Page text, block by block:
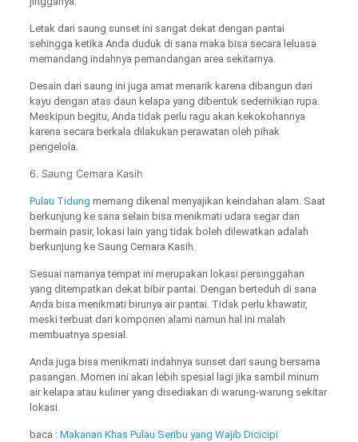
Letak dari saung sunset ini sangat dekat dengan pantai
sehingga ketika Anda duduk di sana maka bisa secara leluasa
memandang indahnya pemandangan area sekitarnya.
Desain dari saung ini juga amat menarik karena dibangun dari
kayu dengan atas daun kelapa yang dibentuk sedemikian rupa.
Meskipun begitu, Anda tidak perlu ragu akan kekokohannya
karena secara berkala dilakukan perawatan oleh pihak
pengelola.
6. Saung Cemara Kasih
Pulau Tidung memang dikenal menyajikan keindahan alam. Saat
berkunjung ke sana selain bisa menikmati udara segar dan
bermain pasir, lokasi lain yang tidak boleh dilewatkan adalah
berkunjung ke Saung Cemara Kasih.
Sesuai namanya tempat ini merupakan lokasi persinggahan
yang ditempatkan dekat bibir pantai. Dengan berteduh di sana
Anda bisa menikmati birunya air pantai. Tidak perlu khawatir,
meski terbuat dari komponen alami namun hal ini malah
membuatnya spesial.
Anda juga bisa menikmati indahnya sunset dari saung bersama
pasangan. Momen ini akan lebih spesial lagi jika sambil minum
air kelapa atau kuliner yang disediakan di warung-warung sekitar
lokasi.
baca : Makanan Khas Pulau Seribu yang Wajib Dicicipi